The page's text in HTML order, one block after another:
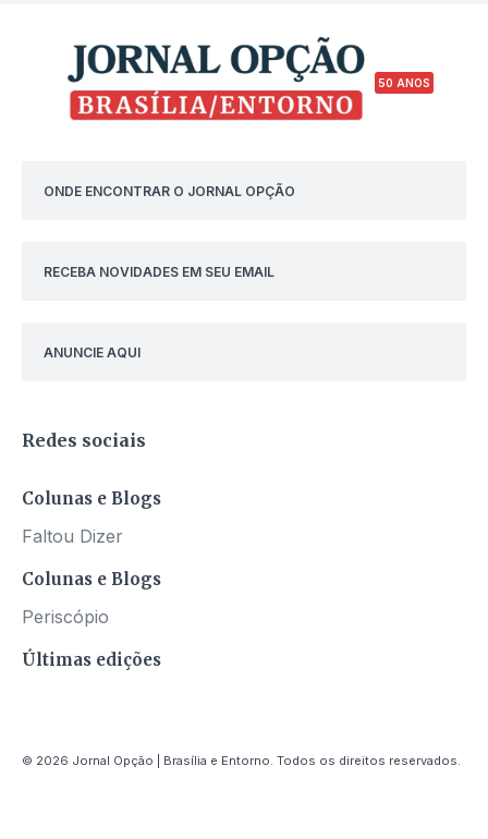
50 ANOS
ONDE ENCONTRAR O JORNAL OPÇÃO
RECEBA NOVIDADES EM SEU EMAIL
ANUNCIE AQUI
Redes sociais
Colunas e Blogs
Faltou Dizer
Colunas e Blogs
Periscópio
Últimas edições
© 2026 Jornal Opção | Brasília e Entorno. Todos os direitos reservados.